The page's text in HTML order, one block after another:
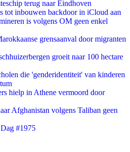
terug naar Eindhoven
tot inbouwen backdoor in iCloud aan
is volgens OM geen enkel
grensaanval door migranten
groeit naar 100 hectare
die 'genderidentiteit' van kinderen
hielp in Athene vermoord door
Afghanistan volgens Taliban geen
#1975